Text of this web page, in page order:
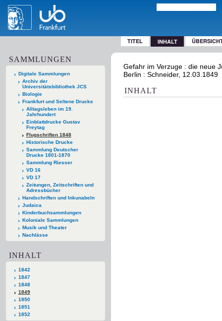
TITEL INHALT
SAMMLUNGEN
Digitale Sammlungen
Archiv der
Universitätsbibliothek JCS
Biologie
Frankfurt und Seltene Drucke
Alltagsleben im 19.
Jahrhundert
Einblattdrucke Gustav
Freytag
Flugschriften 1848
Historische Drucke
Sammlung Deutscher
Drucke 1801-1870
Sammlung Riesser
VD 16
VD 17
Zeitungen, Zeitschriften und
Adressbücher
Handschriften und Inkunabeln
Judaica
Kinderbuchsammlungen
Koloniale Sammlungen
Musik und Theater
Nachlässe
INHALT
1842
1847
1848
1849
1850
1851
1852
Gefahr im Verzuge : die neue
Berlin : Schneider, 12.03.1849
INHALT